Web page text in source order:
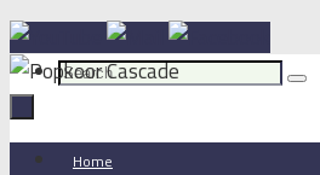
Skip
to
content
Search
Skip
Home